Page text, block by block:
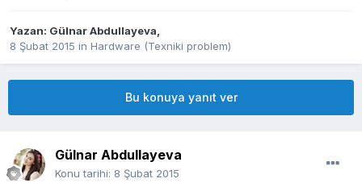
Yazan: Gülnar Abdullayeva,
8 Şubat 2015 in Hardware (Texniki problem)
Bu konuya yanıt ver
Gülnar Abdullayeva
Konu tarihi: 8 Şubat 2015